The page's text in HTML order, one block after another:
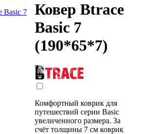
Ковер Btrace
Basic 7
(190*65*7)
Комфортный коврик для
путешествий серии Basic
увеличенного размера. За
счёт толщины 7 см коврик